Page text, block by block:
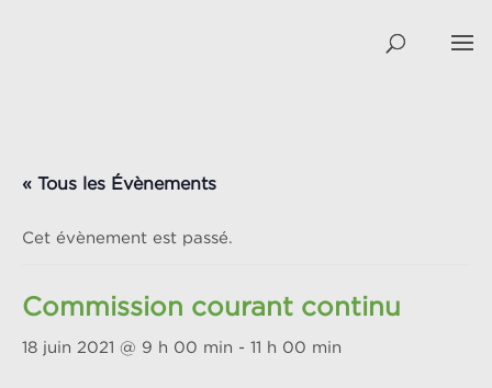
« Tous les Évènements
Cet évènement est passé.
Commission courant continu
18 juin 2021 @ 9 h 00 min - 11 h 00 min